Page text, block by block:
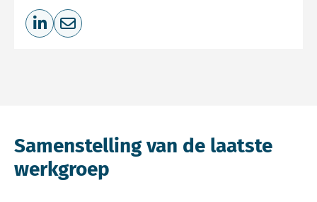
Deel op LinkedIn
Deel via e-mail
Samenstelling van de laatste
werkgroep